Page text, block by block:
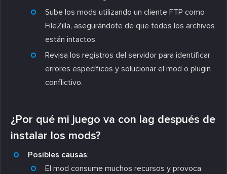
Sube los mods utilizando un cliente FTP como
FileZilla, asegurándote de que todos los archivos
están intactos.
Revisa los registros del servidor para identificar
errores específicos y solucionar el mod o plugin
conflictivo.
¿Por qué mi juego va con lag después de
instalar los mods?
Posibles causas:
El mod consume muchos recursos y provoca